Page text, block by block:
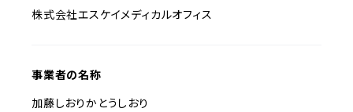
株式会社エスケイメディカルオフィス
事業者の名称
加藤しおりかとうしおり